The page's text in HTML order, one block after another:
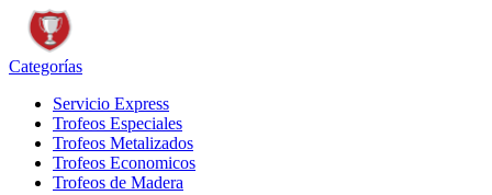
Categorías
Servicio Express
Trofeos Especiales
Trofeos Metalizados
Trofeos Economicos
Trofeos de Madera